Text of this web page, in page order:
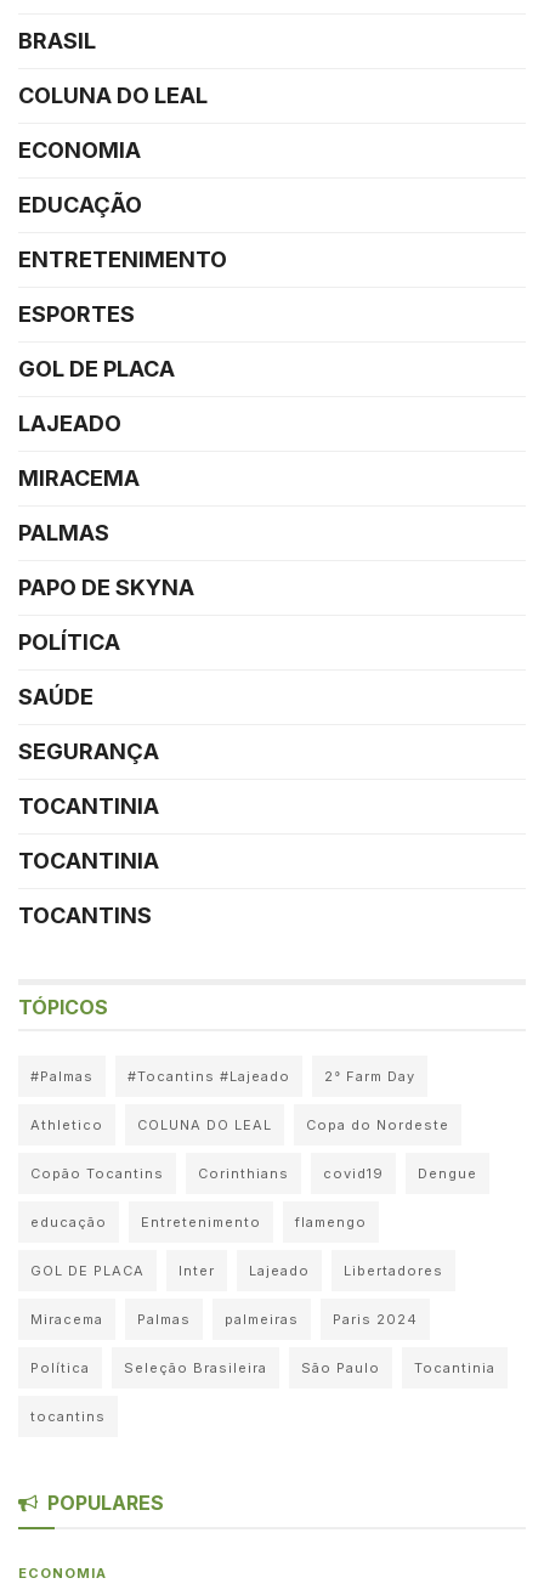
BRASIL
COLUNA DO LEAL
ECONOMIA
EDUCAÇÃO
ENTRETENIMENTO
ESPORTES
GOL DE PLACA
LAJEADO
MIRACEMA
PALMAS
PAPO DE SKYNA
POLÍTICA
SAÚDE
SEGURANÇA
TOCANTINIA
TOCANTINIA
TOCANTINS
TÓPICOS
#Palmas #Tocantins #Lajeado 2° Farm Day
Athletico COLUNA DO LEAL Copa do Nordeste
Copão Tocantins Corinthians covid19 Dengue
educação Entretenimento flamengo
GOL DE PLACA Inter Lajeado Libertadores
Miracema Palmas palmeiras Paris 2024
Política Seleção Brasileira São Paulo Tocantinia
tocantins
POPULARES
ECONOMIA